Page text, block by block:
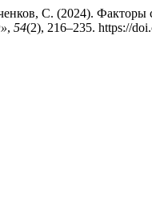
С. (2024). Факторы
, 54(2), 216–235. https://